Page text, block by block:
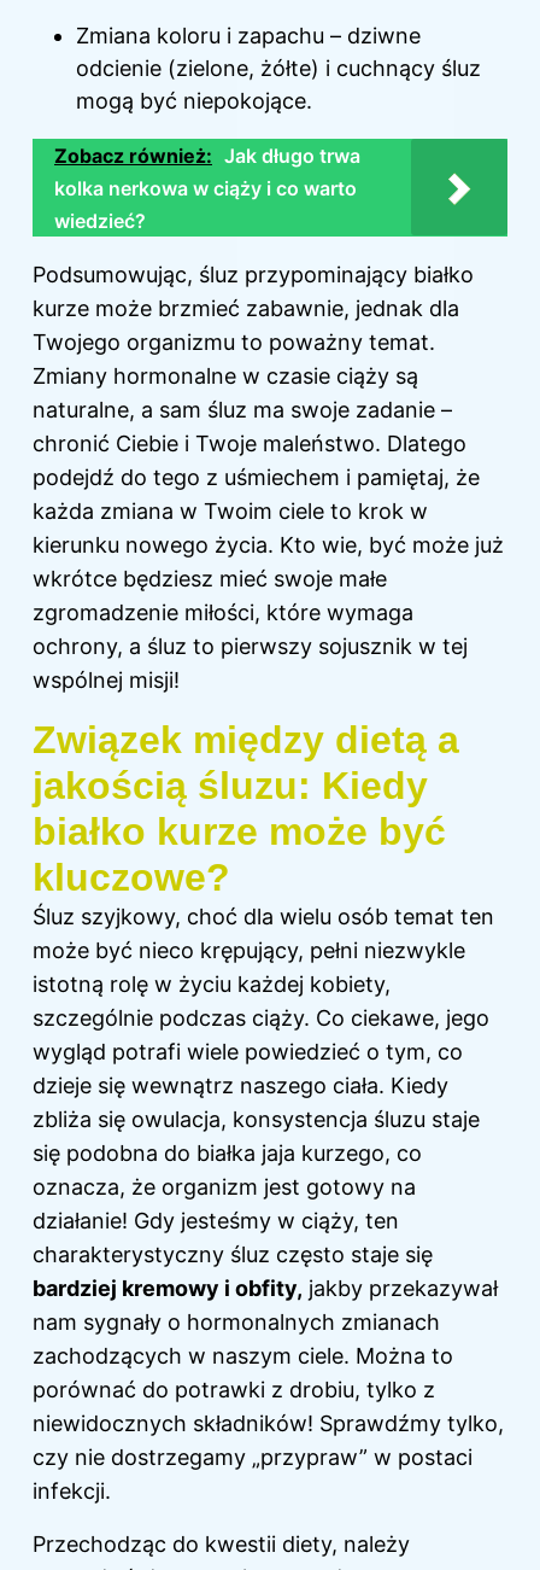
Zmiana koloru i zapachu – dziwne
odcienie (zielone, żółte) i cuchnący śluz
mogą być niepokojące.
Zobacz również: Jak długo trwa
kolka nerkowa w ciąży i co warto
wiedzieć?
Podsumowując, śluz przypominający białko
kurze może brzmieć zabawnie, jednak dla
Twojego organizmu to poważny temat.
Zmiany hormonalne w czasie ciąży są
naturalne, a sam śluz ma swoje zadanie –
chronić Ciebie i Twoje maleństwo. Dlatego
podejdź do tego z uśmiechem i pamiętaj, że
każda zmiana w Twoim ciele to krok w
kierunku nowego życia. Kto wie, być może już
wkrótce będziesz mieć swoje małe
zgromadzenie miłości, które wymaga
ochrony, a śluz to pierwszy sojusznik w tej
wspólnej misji!
Związek między dietą a
jakością śluzu: Kiedy
białko kurze może być
kluczowe?
Śluz szyjkowy, choć dla wielu osób temat ten
może być nieco krępujący, pełni niezwykle
istotną rolę w życiu każdej kobiety,
szczególnie podczas ciąży. Co ciekawe, jego
wygląd potrafi wiele powiedzieć o tym, co
dzieje się wewnątrz naszego ciała. Kiedy
zbliża się owulacja, konsystencja śluzu staje
się podobna do białka jaja kurzego, co
oznacza, że organizm jest gotowy na
działanie! Gdy jesteśmy w ciąży, ten
charakterystyczny śluz często staje się
bardziej kremowy i obfity, jakby przekazywał
nam sygnały o hormonalnych zmianach
zachodzących w naszym ciele. Można to
porównać do potrawki z drobiu, tylko z
niewidocznych składników! Sprawdźmy tylko,
czy nie dostrzegamy „przypraw” w postaci
infekcji.
Przechodząc do kwestii diety, należy